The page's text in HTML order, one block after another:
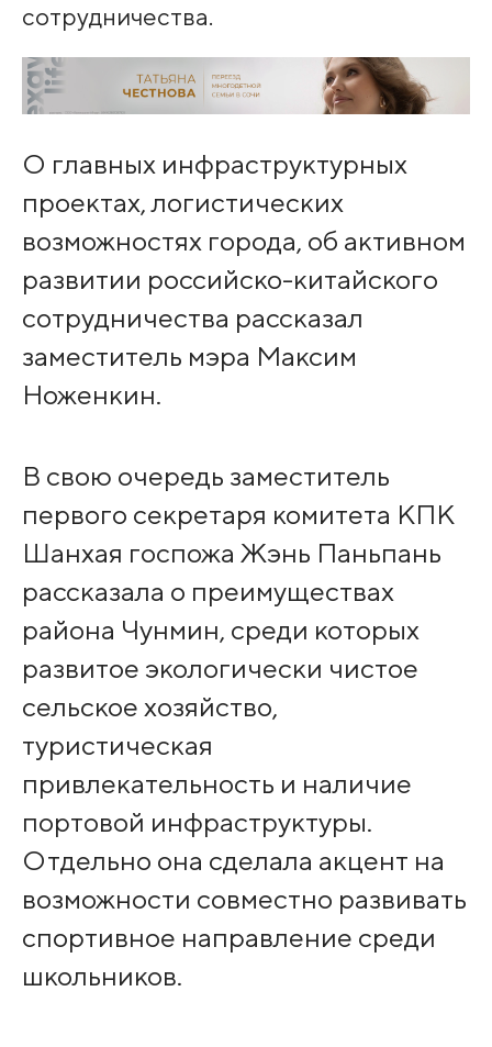
сотрудничества.
О главных инфраструктурных
проектах, логистических
возможностях города, об активном
развитии российско-китайского
сотрудничества рассказал
заместитель мэра Максим
Ноженкин.
В свою очередь заместитель
первого секретаря комитета КПК
Шанхая госпожа Жэнь Паньпань
рассказала о преимуществах
района Чунмин, среди которых
развитое экологически чистое
сельское хозяйство,
туристическая
привлекательность и наличие
портовой инфраструктуры.
Отдельно она сделала акцент на
возможности совместно развивать
спортивное направление среди
школьников.